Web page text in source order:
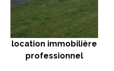
location immobilière
professionnel